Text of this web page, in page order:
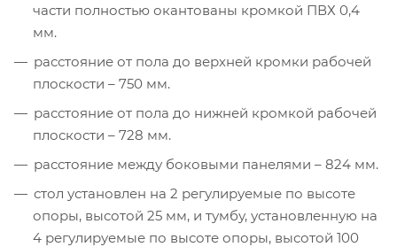
части полностью окантованы кромкой ПВХ 0,4
мм.
расстояние от пола до верхней кромки рабочей
плоскости – 750 мм.
расстояние от пола до нижней кромкой рабочей
плоскости – 728 мм.
расстояние между боковыми панелями – 824 мм.
стол установлен на 2 регулируемые по высоте
опоры, высотой 25 мм, и тумбу, установленную на
4 регулируемые по высоте опоры, высотой 100